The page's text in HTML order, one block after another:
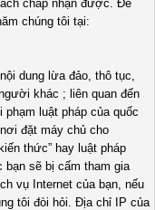
chấp nhận được. Để
chúng tôi tại:
dung lừa đảo, thô tục,
khác ; liên quan đến
luật pháp của quốc
đặt máy chủ cho
thức” hay luật pháp
bạn sẽ bị cấm tham gia
vụ Internet của bạn, nếu
tôi đòi hỏi. Địa chỉ IP của